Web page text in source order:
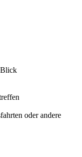
Blick
oder andere